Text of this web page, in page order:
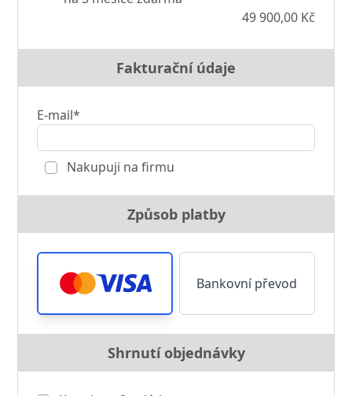
49 900,00 Kč
Fakturační údaje
E-mail*
Nakupuji na firmu
Způsob platby
Bankovní převod
Shrnutí objednávky